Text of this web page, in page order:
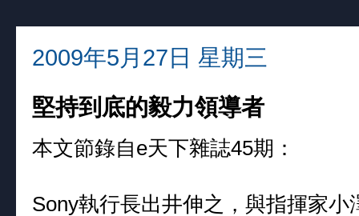
2009年5月27日 星期三
堅持到底的毅力領導者
本文節錄自e天下雜誌45期：
Sony執行長出井伸之，與指揮家